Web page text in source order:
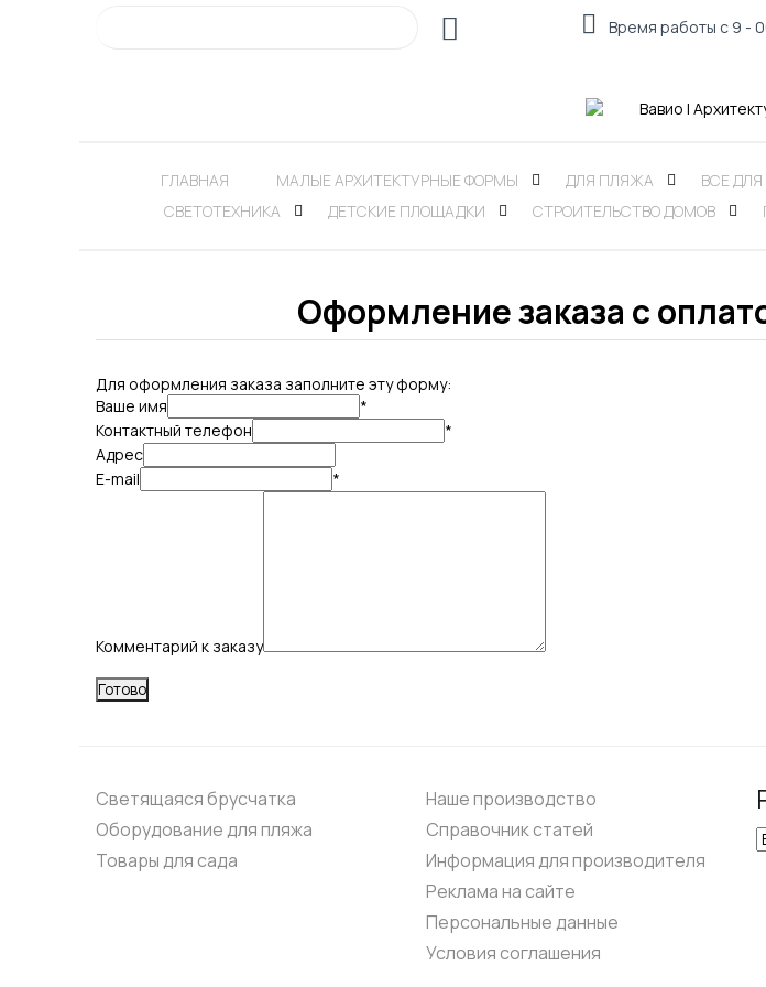
Время работы с 9 -
ГЛАВНАЯ МАЛЫЕ АРХИТЕКТУРНЫЕ ФОРМЫ ДЛЯ ПЛЯЖА ВСЕ
СВЕТОТЕХНИКА
ДЕТСКИЕ ПЛОЩАДКИ СТРОИТЕЛЬСТВО ДОМОВ
Оформление заказа с
Для оформления заказа заполните эту форму:
Ваше имя
*
Контактный телефон
*
Адрес
E-mail
*
Комментарий к заказу
Светящаяся брусчатка
Оборудование для пляжа
Товары для сада
Наше производство
Справочник статей
Информация для производителя
Реклама на сайте
Персональные данные
Условия соглашения